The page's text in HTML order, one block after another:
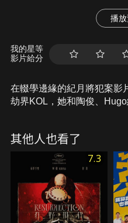
播
我的星等
影片給分
在輟學邊緣的紀月將犯案影
劫界KOL，她和陶俊、
聞，引起軒然大波，法蘭克
謀，意想不到的危機接連
自保？
其他人也看了
7.3